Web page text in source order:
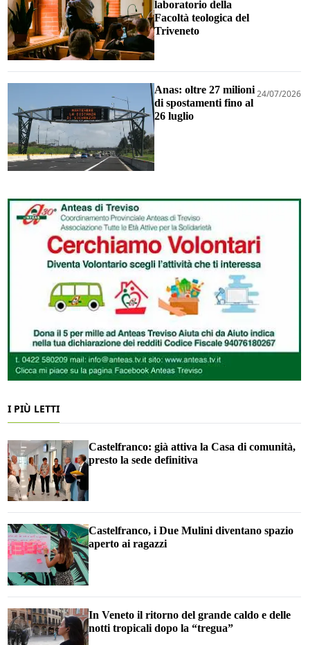
laboratorio della
Facoltà teologica del
Triveneto
Anas: oltre 27 milioni
di spostamenti fino al
26 luglio
24/07/2026
I PIÙ LETTI
Castelfranco: già attiva la Casa di comunità,
presto la sede definitiva
Castelfranco, i Due Mulini diventano spazio
aperto ai ragazzi
In Veneto il ritorno del grande caldo e delle
notti tropicali dopo la “tregua”